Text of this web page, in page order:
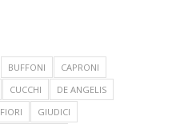
BUFFONI
CAPRONI
CUCCHI
DE ANGELIS
FIORI
GIUDICI